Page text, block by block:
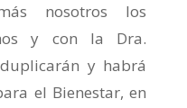
nosotros los
y con la Dra.
y habrá
el Bienestar, en